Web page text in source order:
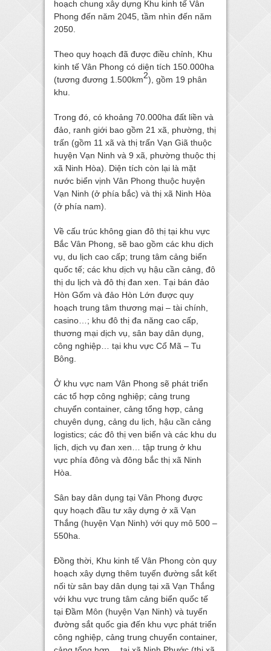
hoạch chung xây dựng Khu kinh tế Vân
Phong đến năm 2045, tầm nhìn đến năm
2050.
Theo quy hoạch đã được điều chỉnh, Khu
kinh tế Vân Phong có diện tích 150.000ha
(tương đương 1.500km2), gồm 19 phân
khu.
Trong đó, có khoảng 70.000ha đất liền và
đảo, ranh giới bao gồm 21 xã, phường, thị
trấn (gồm 11 xã và thị trấn Vạn Giã thuộc
huyện Vạn Ninh và 9 xã, phường thuộc thị
xã Ninh Hòa). Diện tích còn lại là mặt
nước biển vịnh Vân Phong thuộc huyện
Vạn Ninh (ở phía bắc) và thị xã Ninh Hòa
(ở phía nam).
Về cấu trúc không gian đô thị tại khu vực
Bắc Vân Phong, sẽ bao gồm các khu dịch
vụ, du lịch cao cấp; trung tâm cảng biển
quốc tế; các khu dịch vụ hậu cần cảng, đô
thị du lịch và đô thị đan xen. Tại bán đảo
Hòn Gốm và đảo Hòn Lớn được quy
hoạch trung tâm thương mại – tài chính,
casino…; khu đô thị đa năng cao cấp,
thương mại dịch vụ, sân bay dân dụng,
công nghiệp… tại khu vực Cổ Mã – Tu
Bông.
Ở khu vực nam Vân Phong sẽ phát triển
các tổ hợp công nghiệp; cảng trung
chuyển container, cảng tổng hợp, cảng
chuyên dụng, cảng du lịch, hậu cần cảng
logistics; các đô thị ven biển và các khu du
lịch, dịch vụ đan xen… tập trung ở khu
vực phía đông và đông bắc thị xã Ninh
Hòa.
Sân bay dân dụng tại Vân Phong được
quy hoạch đầu tư xây dựng ở xã Vạn
Thắng (huyện Vạn Ninh) với quy mô 500 –
550ha.
Đồng thời, Khu kinh tế Vân Phong còn quy
hoạch xây dựng thêm tuyến đường sắt kết
nối từ sân bay dân dụng tại xã Vạn Thắng
với khu vực trung tâm cảng biển quốc tế
tại Đầm Môn (huyện Vạn Ninh) và tuyến
đường sắt quốc gia đến khu vực phát triển
công nghiệp, cảng trung chuyển container,